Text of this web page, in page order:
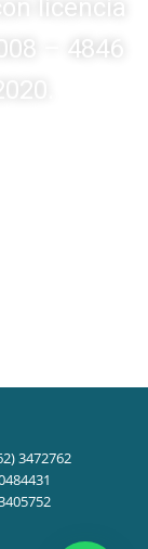
licencia
– 4846
3472762